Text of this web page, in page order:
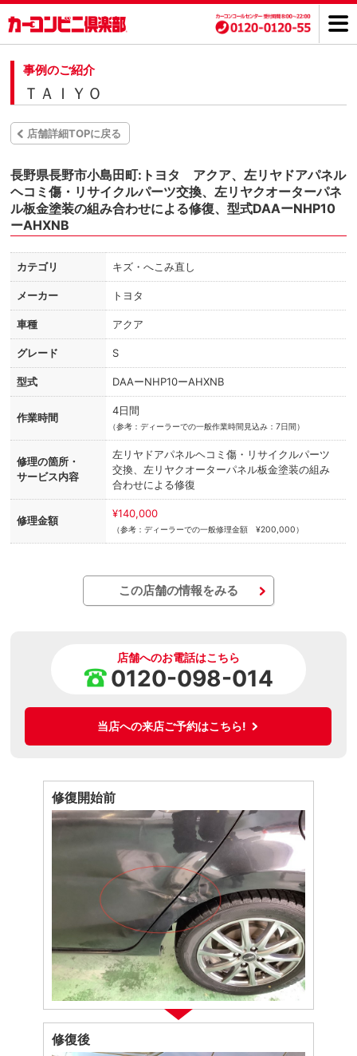
事例のご紹介
ＴＡＩＹＯ
店舗詳細TOPに戻る
長野県長野市小島田町:トヨタ アクア、左リヤドアパネル
ヘコミ傷・リサイクルパーツ交換、左リヤクオーターパネ
ル板金塗装の組み合わせによる修復、型式DAAーNHP10
ーAHXNB
カテゴリ キズ・へこみ直し
メーカー トヨタ
車種 アクア
グレード S
型式 DAAーNHP10ーAHXNB
作業時間
4日間
（参考：ディーラーでの一般作業時間見込み：7日間）
修理の箇所・
サービス内容
左リヤドアパネルヘコミ傷・リサイクルパーツ
交換、左リヤクオーターパネル板金塗装の組み
合わせによる修復
修理金額
¥140,000
（参考：ディーラーでの一般修理金額 ¥200,000）
この店舗の情報をみる
店舗へのお電話はこちら
0120-098-014
当店への来店ご予約はこちら!
修復開始前
修復後